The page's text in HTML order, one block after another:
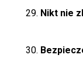
Nikt nie